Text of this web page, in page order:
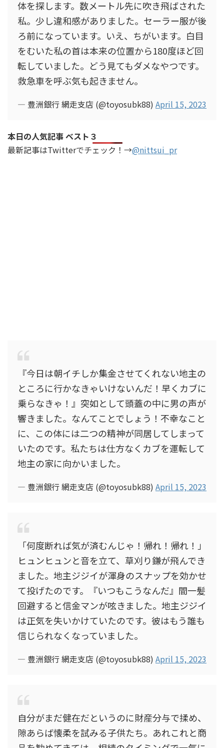
体を探します。数メートル先に吹き飛ばされた
私。少し違和感がありました。セーラー服が後
ろ前になっています。いえ、ちがいます。白目
をむいた私の首は本来の位置から180度ほど回
転していました。どう見てもダメなやつです。
救急車を呼ぶ気も起きません。
— 豊洲銀行 網走支店 (@toyosubk88) April 15, 2023
本日の人気記事 ベスト３
最新記事はTwitterでチェック！→@nittsui_pr
『今日は朝イチしか集金させてくれない地主の
ところに行かなきゃいけないんだ！早くカブに
乗らなきゃ！』突如として頭蓋の中に男の声が
響きました。なんてことでしょう！不幸なこと
に、この体には二つの精神が同居してしまって
いたのです。私たちは仕方なくカブを運転して
地主の家に向かいました。
— 豊洲銀行 網走支店 (@toyosubk88) April 15, 2023
「何度断れば気が済むんじゃ！帰れ！帰れ！」
ヒュンヒュンと音を立て、草刈り鎌が飛んでき
ました。地主ジジイが渾身のスナップを効かせ
て投げたのです。『いつもこうなんだ』間一髪
回避すると信金マンが呟きました。地主ジジイ
は正気を失いかけていたのです。彼はもう誰も
信じられなくなっていました。
— 豊洲銀行 網走支店 (@toyosubk88) April 15, 2023
自分がまだ健在だというのに財産分与で揉め、
隙あらば懐柔を試みる子供たち。あれこれと商